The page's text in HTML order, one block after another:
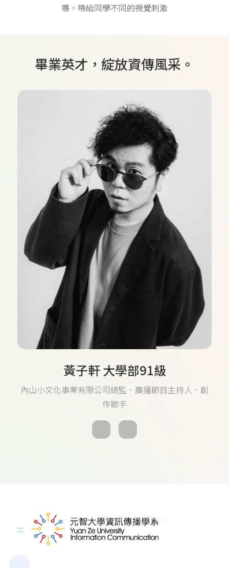
導，帶給同學不同的視覺刺激
畢業英才，綻放資傳風采。
黃子軒 大學部91級
內山小文化事業有限公司總監、廣播節目主持人、創
作歌手
:::